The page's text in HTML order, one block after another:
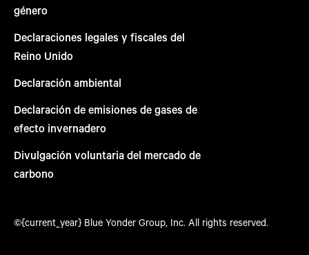
género
Declaraciones legales y fiscales del
Reino Unido
Declaración ambiental
Declaración de emisiones de gases de
efecto invernadero
Divulgación voluntaria del mercado de
carbono
©{current_year} Blue Yonder Group, Inc. All rights reserved.